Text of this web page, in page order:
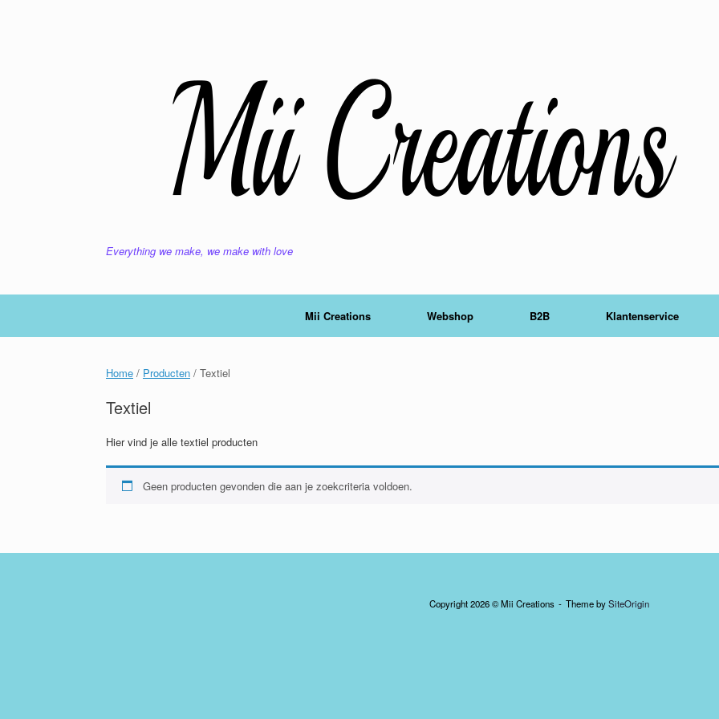
Everything we make, we make with love
Mii Creations Webshop B2B Klantenservice
Home / Producten / Textiel
Textiel
Hier vind je alle textiel producten
Geen producten gevonden die aan je zoekcriteria voldoen.
Copyright 2026 © Mii Creations Theme bySiteOrigin